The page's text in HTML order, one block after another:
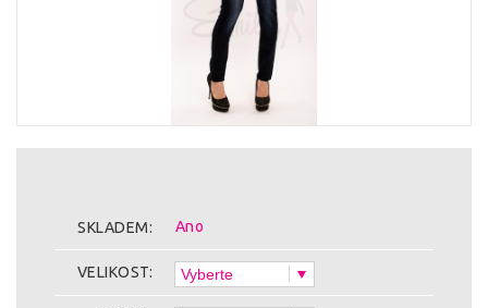
SKLADEM: Ano
VELIKOST: